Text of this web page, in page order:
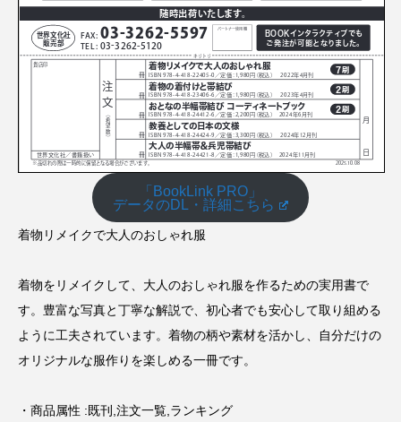
「BookLink PRO」
データのDL・詳細こちら
着物リメイクで大人のおしゃれ服
着物をリメイクして、大人のおしゃれ服を作るための実用書で
す。豊富な写真と丁寧な解説で、初心者でも安心して取り組める
ように工夫されています。着物の柄や素材を活かし、自分だけの
オリジナルな服作りを楽しめる一冊です。
・商品属性 :既刊,注文一覧,ランキング